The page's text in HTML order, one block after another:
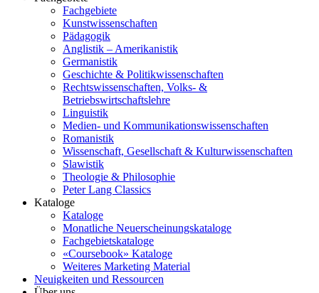
Fachgebiete
Kunstwissenschaften
Pädagogik
Anglistik – Amerikanistik
Germanistik
Geschichte & Politikwissenschaften
Rechtswissenschaften, Volks- &
Betriebswirtschaftslehre
Linguistik
Medien- und Kommunikationswissenschaften
Romanistik
Wissenschaft, Gesellschaft & Kulturwissenschaften
Slawistik
Theologie & Philosophie
Peter Lang Classics
Kataloge
Kataloge
Monatliche Neuerscheinungskataloge
Fachgebietskataloge
«Coursebook» Kataloge
Weiteres Marketing Material
Neuigkeiten und Ressourcen